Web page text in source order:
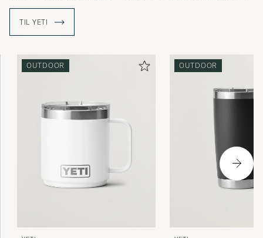
TIL YETI
OUTDOOR OUTDOOR